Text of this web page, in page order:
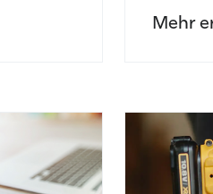
Mehr